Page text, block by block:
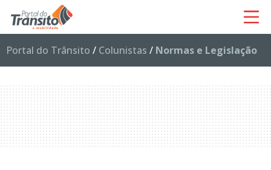
Portal do Trânsito / Colunistas / Normas e Legislação